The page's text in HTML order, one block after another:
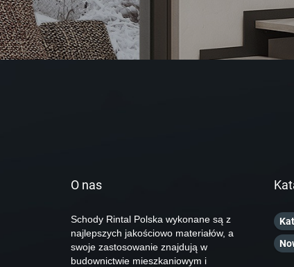
O nas
Schody Rintal Polska wykonane są z
najlepszych jakościowo materiałów, a
swoje zastosowanie znajdują w
budownictwie mieszkaniowym i